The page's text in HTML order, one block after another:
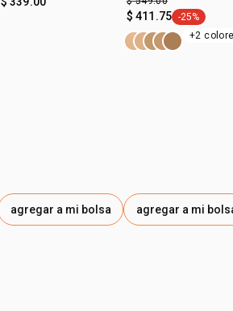
agregar a mi bolsa
$ 411.75 etiqueta -
-25%
+2
agregar a mi